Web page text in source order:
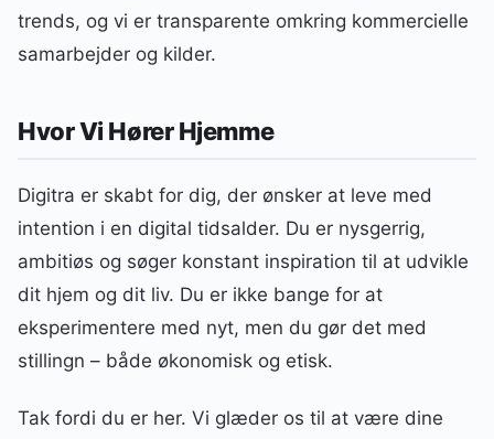
trends, og vi er transparente omkring kommercielle
samarbejder og kilder.
Hvor Vi Hører Hjemme
Digitra er skabt for dig, der ønsker at leve med
intention i en digital tidsalder. Du er nysgerrig,
ambitiøs og søger konstant inspiration til at udvikle
dit hjem og dit liv. Du er ikke bange for at
eksperimentere med nyt, men du gør det med
stillingn – både økonomisk og etisk.
Tak fordi du er her. Vi glæder os til at være dine